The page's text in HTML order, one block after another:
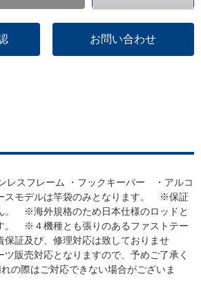
お問い合わせ
レスフレーム ・フックキーパー ・アルコ
モデルは竿袋のみとなります。 ※保証
。 ※海外規格のため日本仕様のロッドと
。 ※４機種とも張りのあるファストテー
証及び、修理対応は致しておりませ
販売対応となりますので、予めご了承く
の際はご対応できない場合がございま